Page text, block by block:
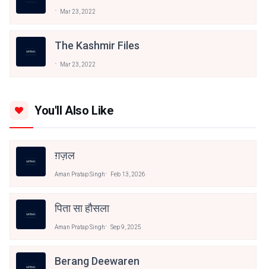
Mar 23, 2022
The Kashmir Files
Mar 23, 2022
You'll Also Like
ग़ज़ल
Aman Pratap Singh Feb 13, 2026
पिता सा हौसला
Aman Pratap Singh Sep 9, 2025
Berang Deewaren